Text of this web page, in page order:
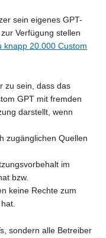
sein eigenes GPT-
Verfügung stellen
knapp 20.000 Custom
zu sein, dass das
GPT mit fremden
darstellt, wenn
zugänglichen Quellen
im
bzw.
keine Rechte zum
sondern alle Betreiber